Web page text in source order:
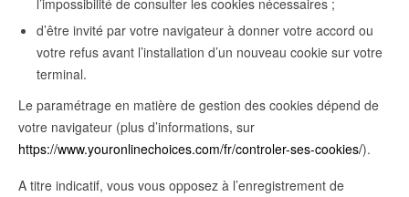
l’impossibilité de consulter les cookies nécessaires ;
d’être invité par votre navigateur à donner votre accord ou
votre refus avant l’installation d’un nouveau cookie sur votre
terminal.
Le paramétrage en matière de gestion des cookies dépend de
votre navigateur (plus d’informations, sur
https://www.youronlinechoices.com/fr/controler-ses-cookies/).
A titre indicatif, vous vous opposez à l’enregistrement de